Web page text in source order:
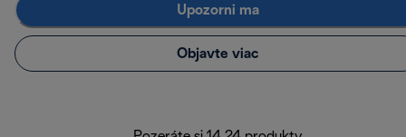
Upozorni ma
Objavte viac